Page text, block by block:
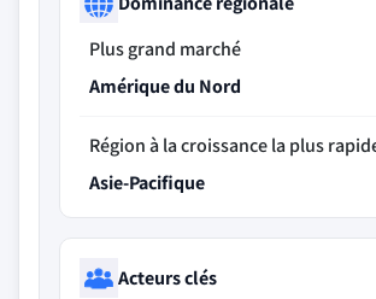
Plus grand marché
Amérique du Nord
Région à la croissance la plus
Asie-Pacifique
Acteurs clés